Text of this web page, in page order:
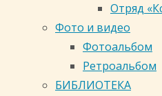
Отряд
Фото и видео
Фотоальбом
Ретроальбом
БИБЛИОТЕКА